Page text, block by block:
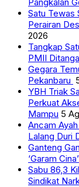
Satu Tewas
Perairan
2026
Tangkap
PMII
Gegara
Pekanbaru
YBH Triak
Perkuat
Mampu 5
Ancam
Lalang Duri
Ganteng
‘Garam
Sabu 86,3
Sindikat